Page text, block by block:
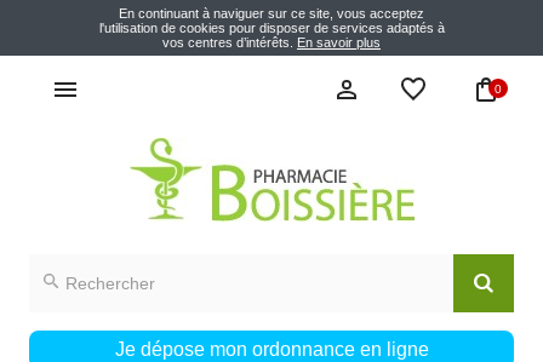
En continuant à naviguer sur ce site, vous acceptez
l'utilisation de cookies pour disposer de services adaptés à
vos centres d’intérêts. En savoir plus
0
Je dépose mon ordonnance en ligne